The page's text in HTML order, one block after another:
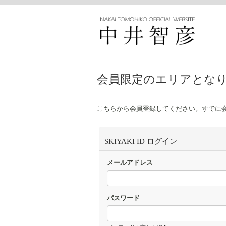
会員限定のエリアとなり
こちらから会員登録してください。すでに
SKIYAKI ID ログイン
メールアドレス
パスワード